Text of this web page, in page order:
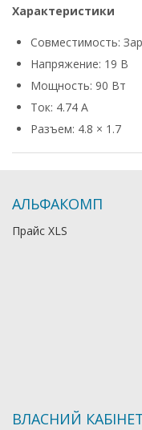
Характеристики
Совместимость:
Напряжение: 19 В
Мощность: 90 Вт
Ток: 4.74 А
Разъем: 4.8 × 1.7
АЛЬФАКОМП
Прайс XLS
ВЛАСНИЙ